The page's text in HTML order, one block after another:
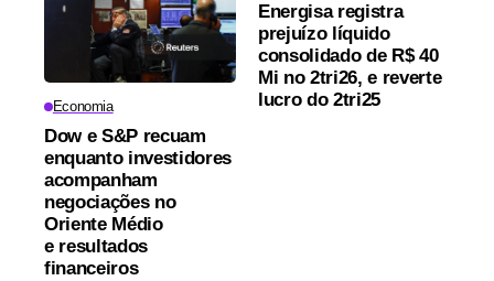
Economia
Dow e S&P recuam
enquanto investidores
acompanham
negociações no
Oriente Médio
e resultados
financeiros
Energisa registra
prejuízo líquido
consolidado de R$ 40
Mi no 2tri26, e reverte
lucro do 2tri25